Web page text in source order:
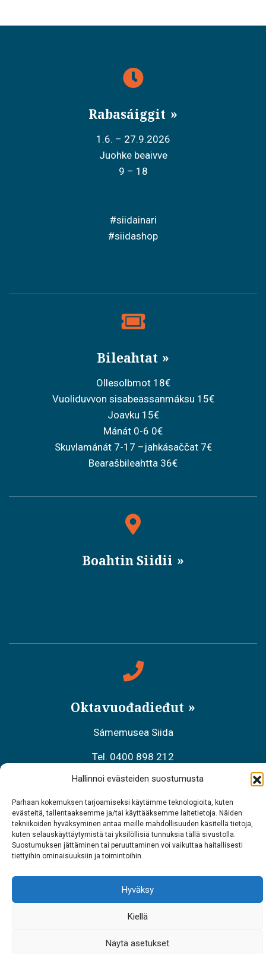
Hallinnoi evästeiden suostumusta
Parhaan kokemuksen tarjoamiseksi käytämme teknologioita, kuten
evästeitä, tallentaaksemme ja/tai käyttääksemme laitetietoja. Näiden
tekniikoiden hyväksyminen antaa meille mahdollisuuden käsitellä tietoja,
kuten selauskäyttäytymistä tai yksilöllisiä tunnuksia tällä sivustolla.
Suostumuksen jättäminen tai peruuttaminen voi vaikuttaa haitallisesti
tiettyihin ominaisuuksiin ja toimintoihin.
Hyväksy
Kiellä
Näytä asetukset
i
Rabasáiggit
1.6. – 27.9.2026
Juohke beaivve
9 – 18
#siidainari
#siidashop
Bileahtat
Ollesolbmot 18€
Vuoliduvvon sisabeassanmáksu 15€
Joavku 15€
Mánát 0-6 0€
Skuvlamánát 7-17 –jahkásaččat 7€
Bearašbileahtta 36€
Boahtin Siidii
Oktavuođadieđut
Sámemusea Siida
Tel. 0400 898 212
Meahciráđđehusa áššehasbálvalanbáiki
Tel. 0206 39 7740
Restoráŋŋa Sarrit
Tel. 040 700 6485